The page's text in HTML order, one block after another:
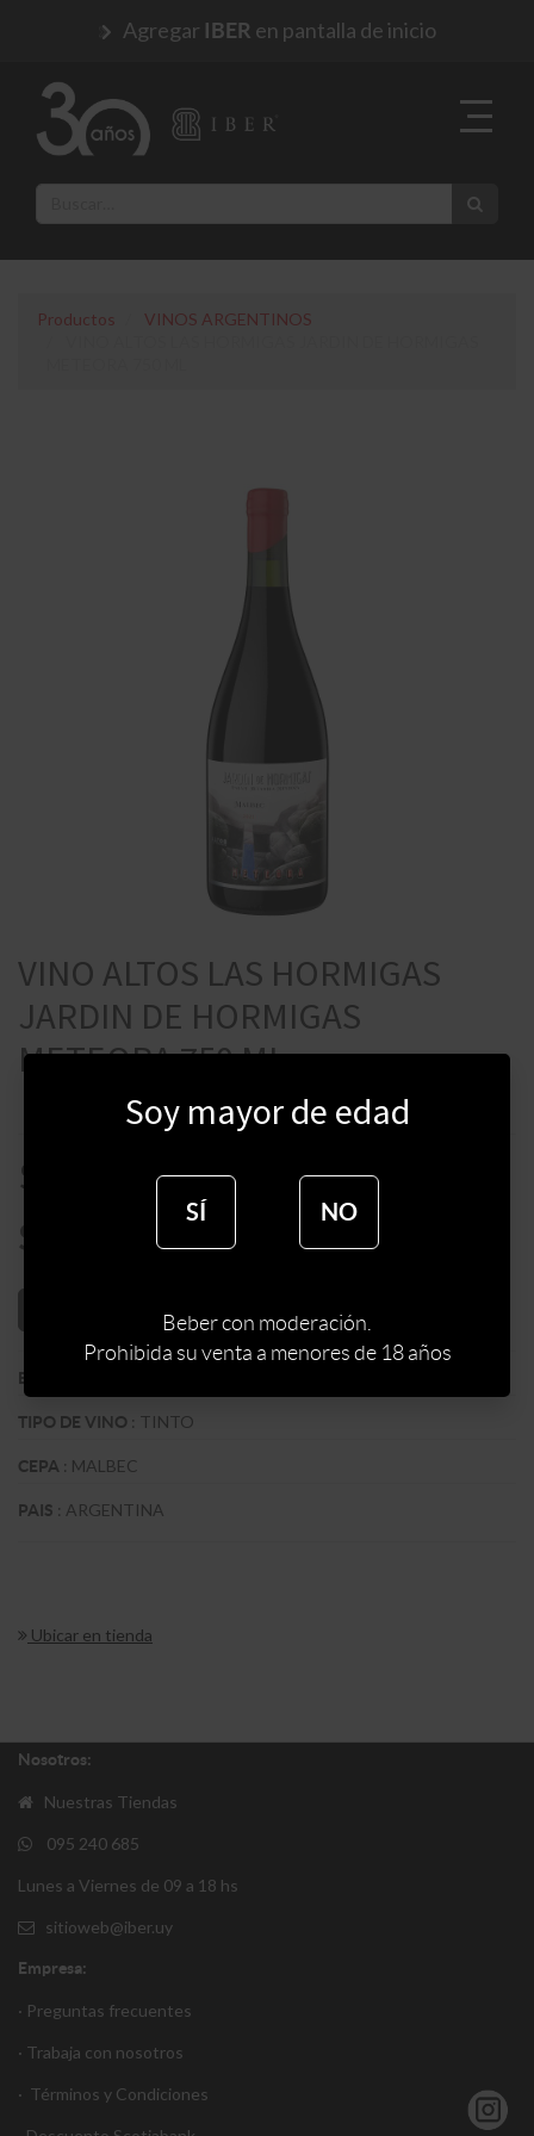
Agregar IBER en pantalla de inicio
Productos
VINOS ARGENTINOS
VINO ALTOS LAS HORMIGAS
JARDIN DE HORMIGAS
METEORA 750 ML
$
$
BODEGA
TIPO DE VINO : TINTO
CEPA : MALBEC
PAIS : ARGENTINA
Ubicar en tienda
Nosotros:
Nuestras Tiendas
095 240 685
Lunes a Viernes de 09 a 18 hs
sitioweb@iber.uy
Empresa:
· Preguntas frecuentes
· Trabaja con nosotros
· Términos y Condiciones
Soy mayor de edad
SÍ NO
Beber con moderación.
Prohibida su venta a menores de 18 años